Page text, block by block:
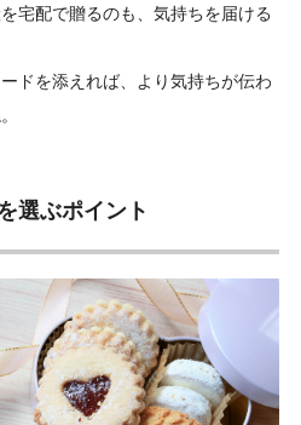
宅配で贈るのも、気持ちを届ける
ドを添えれば、より気持ちが伝わ
選ぶポイント